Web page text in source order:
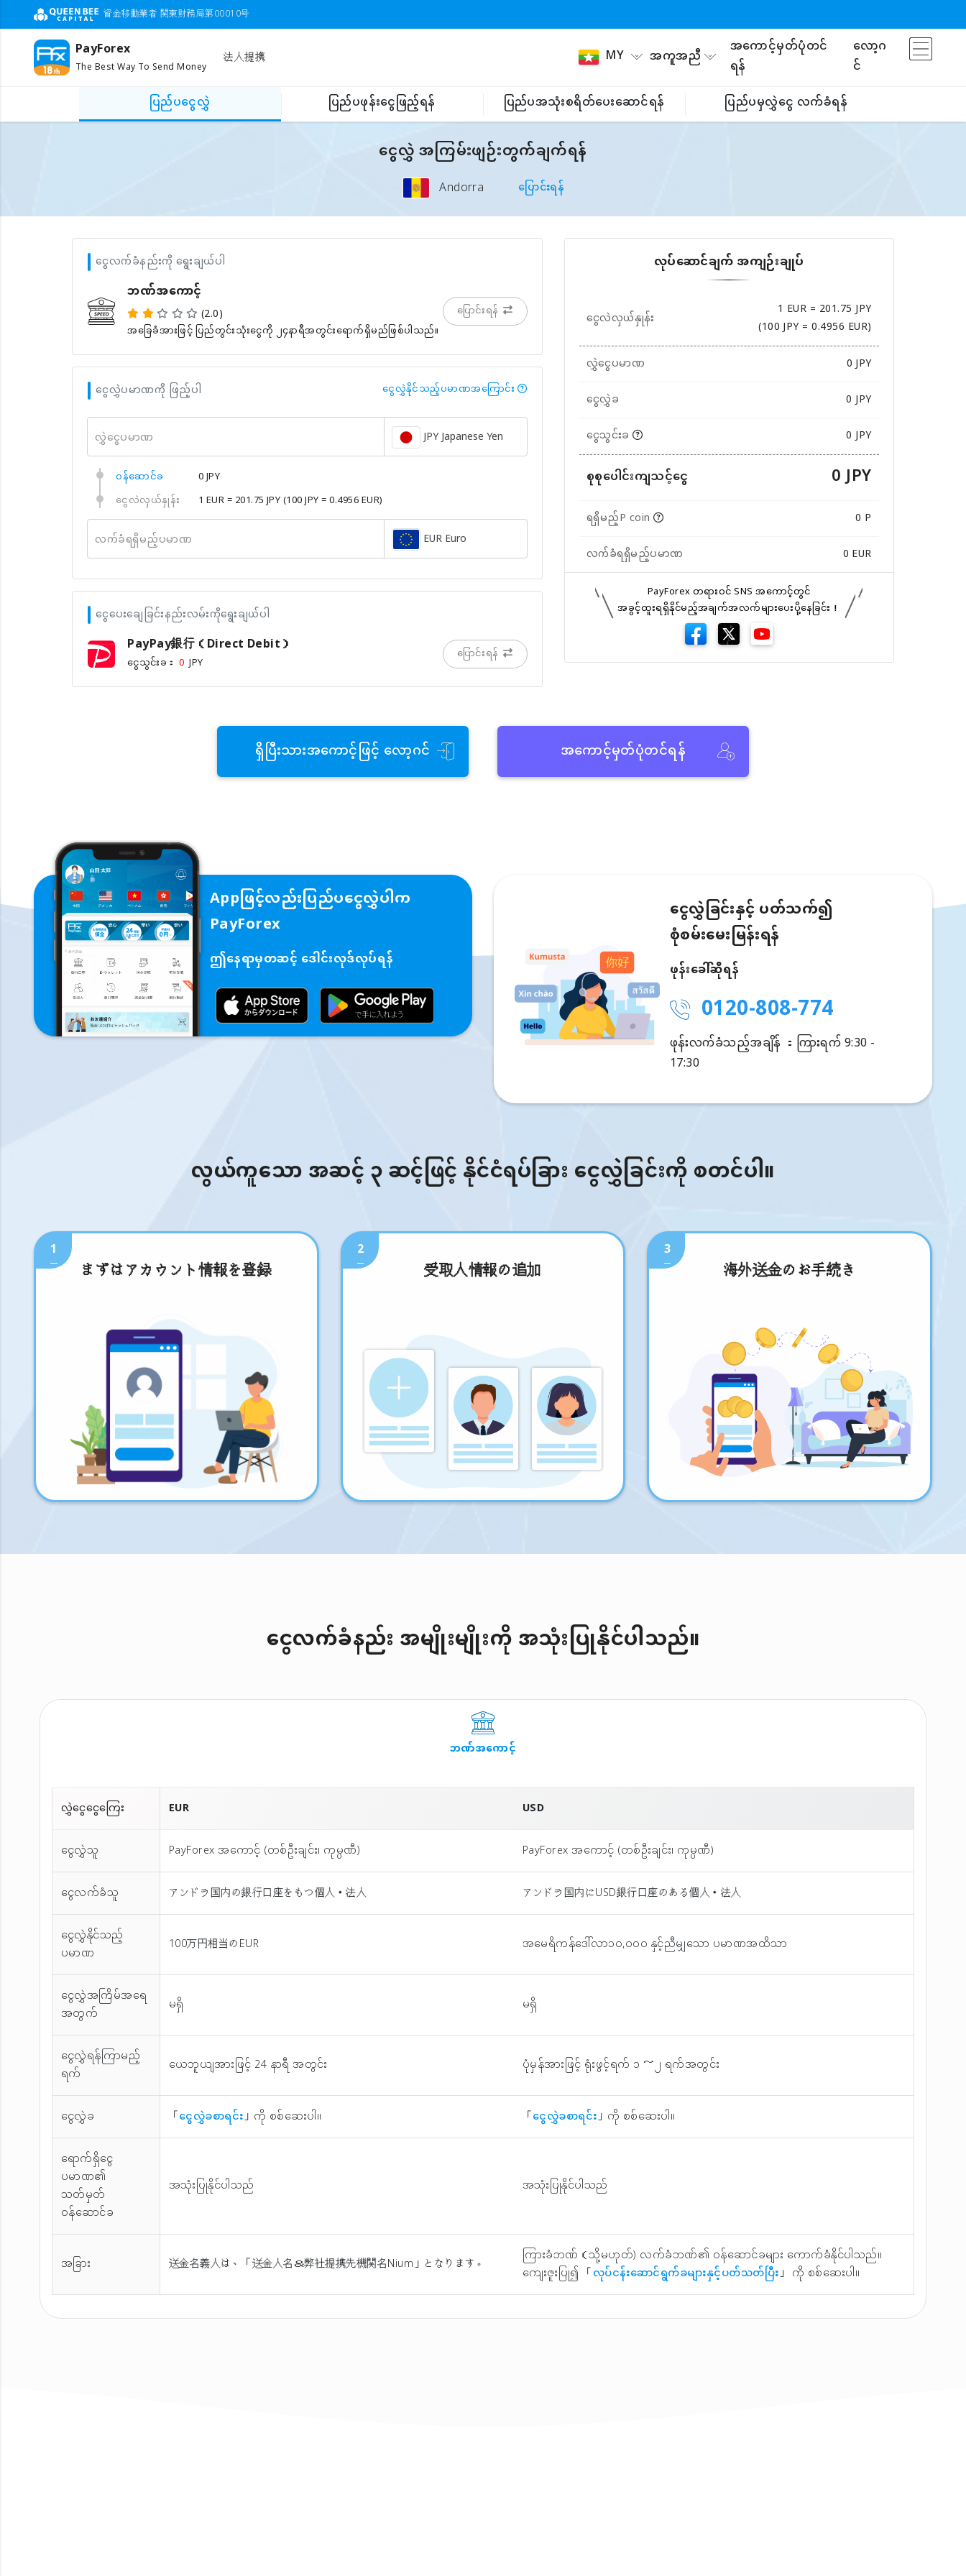
資金移動業者 関東財務局第00010号
PayForex
The Best Way To Send Money 法人提携 MY အကူအညီ
အကောင့်မှတ်ပုံတင်
ရန်
လော့ဂ
င်
ပြည်ပငွေလွှဲ
ပြည်ပဖုန်းငွေဖြည့်ရန် ပြည်ပအသုံးစရိတ်ပေးဆောင်ရန် ပြည်ပမှလွှဲငွေ လက်ခံရန်
ငွေလွှဲ အကြမ်းဖျဉ်းတွက်ချက်ရန်
Andorra ပြောင်းရန်
ငွေလက်ခံနည်းကို ရွေးချယ်ပါ
ဘဏ်အကောင့်
(2.0)
အခြေခံအားဖြင့် ပြည်တွင်းသုံးငွေကို ၂၄နာရီအတွင်းရောက်ရှိမည်ဖြစ်ပါသည်။
ပြောင်းရန်
ငွေလွှဲပမာဏကို ဖြည့်ပါ ငွေလွှဲနိုင်သည့်ပမာဏအကြောင်း
လွှဲငွေပမာဏ JPY Japanese Yen
၀န်ဆောင်ခ
0 JPY
ငွေလဲလှယ်နှုန်း
1 EUR = 201.75 JPY(100 JPY = 0.4956 EUR)
လက်ခံရရှိမည့်ပမာဏ EUR Euro
ငွေပေးချေခြင်းနည်းလမ်းကိုရွေးချယ်ပါ
PayPay銀行（Direct Debit）
ငွေသွင်းခ： 0 JPY ပြောင်းရန်
လုပ်ဆောင်ချက် အကျဉ်းချုပ်
ငွေလဲလှယ်နှုန်း
1 EUR = 201.75 JPY
(100 JPY = 0.4956 EUR)
လွှဲငွေပမာဏ
0JPY
ငွေလွှဲခ
0 JPY
ငွေသွင်းခ
0 JPY
စုစုပေါင်းကျသင့်ငွေ 0 JPY
ရရှိမည့်P coin
0 P
လက်ခံရရှိမည့်ပမာဏ
0EUR
PayForex တရားဝင် SNS အကောင့်တွင်
အခွင့်ထူးရရှိနိုင်မည့်အချက်အလက်များပေးပို့နေခြင်း！
ရှိပြီးသားအကောင့်ဖြင့် လော့ဂင် အကောင့်မှတ်ပုံတင်ရန်
Appဖြင့်လည်းပြည်ပငွေလွှဲပါက
PayForex
ဤနေရာမှတဆင့် ဒေါင်းလုဒ်လုပ်ရန်
ငွေလွှဲခြင်းနှင့် ပတ်သက်၍
စုံစမ်းမေးမြန်းရန်
ဖုန်းခေါ်ဆိုရန်
0120-808-774
ဖုန်းလက်ခံသည့်အချိန် ：ကြားရက် 9:30 -
17:30
လွယ်ကူသော အဆင့် ၃ ဆင့်ဖြင့် နိုင်ငံရပ်ခြား ငွေလွှဲခြင်းကို စတင်ပါ။
1
まずはアカウント情報を登録
2
受取人情報の追加
3
海外送金のお手続き
ငွေလက်ခံနည်း အမျိုးမျိုးကို အသုံးပြုနိုင်ပါသည်။
ဘဏ်အကောင့်
လွှဲငွေငွေကြေး EUR
USD
ငွေလွှဲသူ
PayForex အကောင့် (တစ်ဦးချင်း၊ ကုမ္ပဏီ)
PayForex အကောင့် (တစ်ဦးချင်း၊ ကုမ္ပဏီ)
ငွေလက်ခံသူ
アンドラ国内の銀行口座をもつ個人・法人
アンドラ国内にUSD銀行口座のある個人・法人
ငွေလွှဲနိုင်သည့်
ပမာဏ
100万円相当のEUR အမေရိကန်ဒေါ်လာ၁၀,၀၀၀ နှင့်ညီမျှသော ပမာဏအထိသာ
ငွေလွှဲအကြိမ်အ‌ရေ
အတွက်
မရှိ မရှိ
ငွေလွှဲရန်ကြာမည့်
ရက်
ယေဘူယျအားဖြင့် 24 နာရီ အတွင်း ပုံမှန်အားဖြင့် ရုံးဖွင့်ရက် ၁ ～၂ ရက်အတွင်း
ငွေလွှဲခ 「ငွေလွှဲခစာရင်း」ကို စစ်ဆေးပါ။ 「ငွေလွှဲခစာရင်း」ကို စစ်ဆေးပါ။
ရောက်ရှိငွေ
ပမာဏ၏
သတ်မှတ်
ဝန်ဆောင်ခ
အသုံးပြုနိုင်ပါသည် အသုံးပြုနိုင်ပါသည်
အခြား 送金名義人は、「送金人名＆弊社提携先機関名Nium」となります。
ကြားခံဘဏ်（သို့မဟုတ်) လက်ခံဘဏ်၏ ဝန်ဆောင်ခများ ကောက်ခံနိုင်ပါသည်။
ကျေးဇူးပြု၍ 「လုပ်ငန်းဆောင်ရွက်ခများနှင့်ပတ်သတ်ပြီး」 ကို စစ်ဆေးပါ။